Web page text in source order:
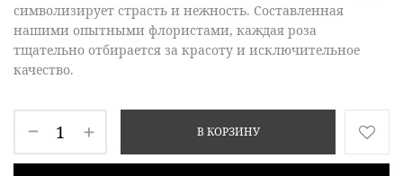
символизирует страсть и нежность. Составленная
нашими опытными флористами, каждая роза
тщательно отбирается за красоту и исключительное
качество.
В КОРЗИНУ